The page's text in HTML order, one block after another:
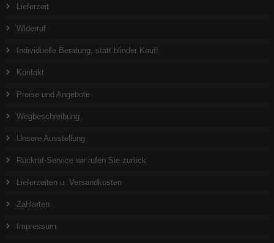
Lieferzeit
Widerruf
Individuelle Beratung, statt blinder Kauf!
Kontakt
Preise und Angebote
Wegbeschreibung
Unsere Ausstellung
Rückruf-Service wir rufen Sie zurück
Lieferzeiten u. Versandkosten
Zahlarten
Impressum